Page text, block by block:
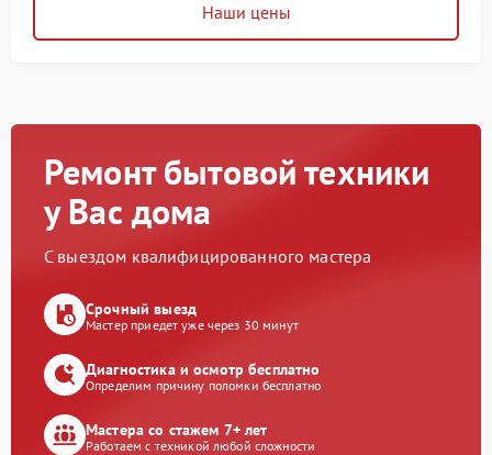
Наши цены
Ремонт бытовой техники
у Вас дома
С выездом квалифицированного мастера
Срочный выезд
Мастер приедет уже через 30 минут
Диагностика и осмотр бесплатно
Определим причину поломки бесплатно
Мастера со стажем 7+ лет
Работаем с техникой любой сложности